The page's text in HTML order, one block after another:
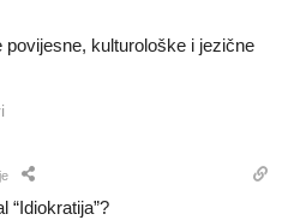
kulturološke i jezične
“Idiokratija”?